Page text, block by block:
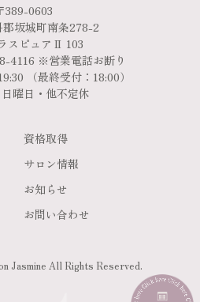
389-0603
坂城町南条278-2
スピュアⅡ 103
4116 ※営業電話お断り
（最終受付：18:00）
曜日・他不定休
資格取得
サロン情報
お知らせ
お問い合わせ
Jasmine All Rights Reserved.